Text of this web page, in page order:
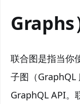
Graphs
联合图是指当你
子图（GraphQL
GraphQL API。